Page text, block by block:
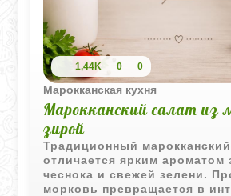
1,44K 0 0
Марокканская кухня
Марокканский салат из
зирой
Традиционный
отличается ярким ароматом
чеснока и свежей зелени.
морковь превращается в